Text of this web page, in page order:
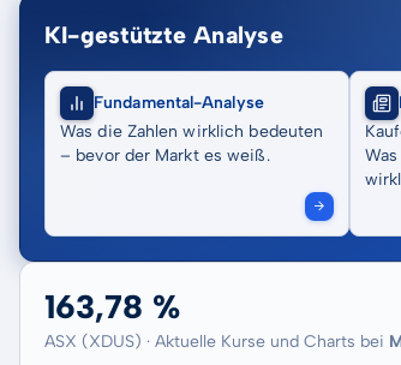
KI-gestützte Analyse
Fundamental-Analyse
Was die Zahlen wirklich bedeuten
– bevor der Markt es weiß.
163,78 %
ASX (XDUS) · Aktuelle Kurse und Charts bei